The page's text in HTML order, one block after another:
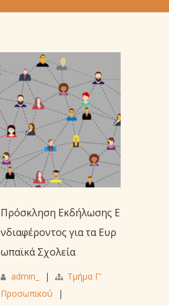
Πρόσκληση Εκδήλωσης Ε
νδιαφέροντος για τα Ευρ
ωπαϊκά Σχολεία
admin_ |
Τμήμα Γ’
Προσωπικού
|